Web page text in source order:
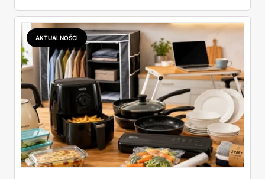
wszystkie oferty i policzyłam, kiedy taki zakup faktycznie
się opłaca.
AKTUALNOŚCI